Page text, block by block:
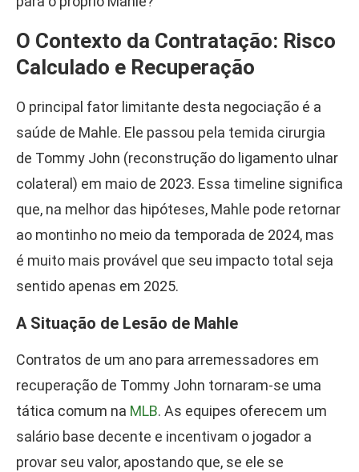
O Contexto da Contratação: Risco
Calculado e Recuperação
O principal fator limitante desta negociação é a
saúde de Mahle. Ele passou pela temida cirurgia
de Tommy John (reconstrução do ligamento ulnar
colateral) em maio de 2023. Essa timeline significa
que, na melhor das hipóteses, Mahle pode retornar
ao montinho no meio da temporada de 2024, mas
é muito mais provável que seu impacto total seja
sentido apenas em 2025.
A Situação de Lesão de Mahle
Contratos de um ano para arremessadores em
recuperação de Tommy John tornaram-se uma
tática comum na MLB. As equipes oferecem um
salário base decente e incentivam o jogador a
provar seu valor, apostando que, se ele se